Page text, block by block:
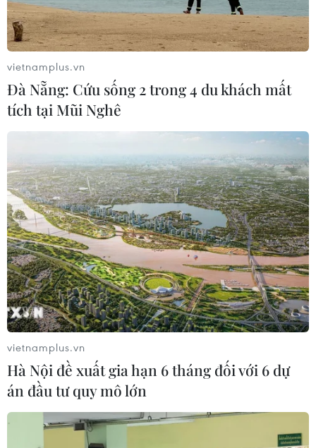
vietnamplus.vn
Đà Nẵng: Cứu sống 2 trong 4 du khách mất
tích tại Mũi Nghê
vietnamplus.vn
Hà Nội đề xuất gia hạn 6 tháng đối với 6 dự
án đầu tư quy mô lớn